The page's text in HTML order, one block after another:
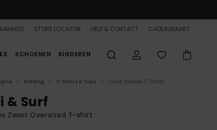
STORE LOCATOR HELP & CONTACT CADEAUKAART
SCHOENEN KINDEREN
Kleding T-shirts & Tops Short Sleeves T-Shirts
& Surf
Zwart Oversized T-shirt